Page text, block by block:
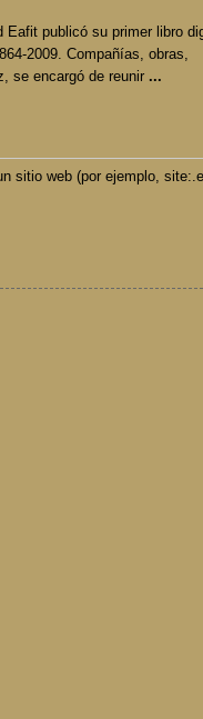
publicó su primer libro
2009. Compañías, obras,
se encargó de reunir ...
sitio web (por ejemplo,